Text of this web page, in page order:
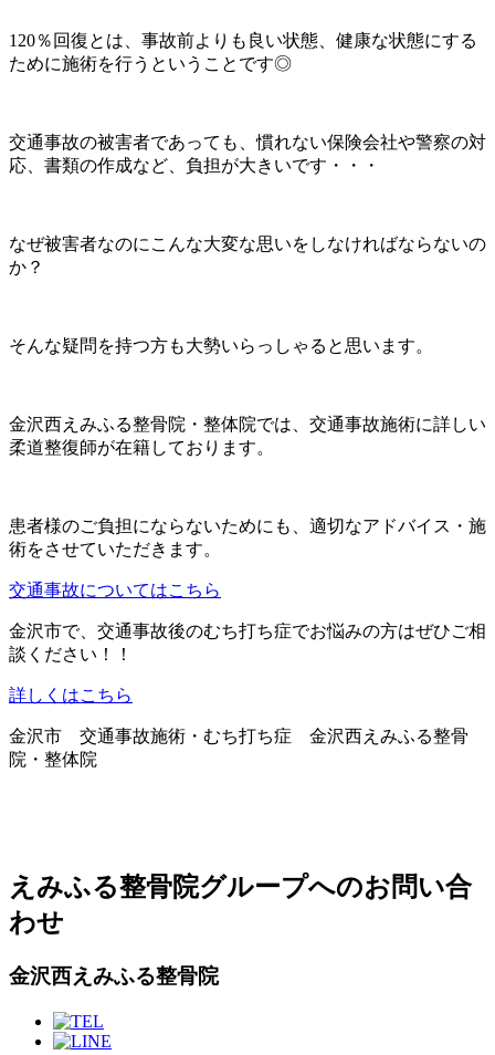
120％回復とは、事故前よりも良い状態、健康な状態にする
ために施術を行うということです◎
交通事故の被害者であっても、慣れない保険会社や警察の対
応、書類の作成など、負担が大きいです・・・
なぜ被害者なのにこんな大変な思いをしなければならないの
か？
そんな疑問を持つ方も大勢いらっしゃると思います。
金沢西えみふる整骨院・整体院では、交通事故施術に詳しい
柔道整復師が在籍しております。
患者様のご負担にならないためにも、適切なアドバイス・施
術をさせていただきます。
交通事故についてはこちら
金沢市で、交通事故後のむち打ち症でお悩みの方はぜひご相
談ください！！
詳しくはこちら
金沢市 交通事故施術・むち打ち症 金沢西えみふる整骨
院・整体院
えみふる整骨院グループへのお問い合
わせ
金沢西えみふる整骨院